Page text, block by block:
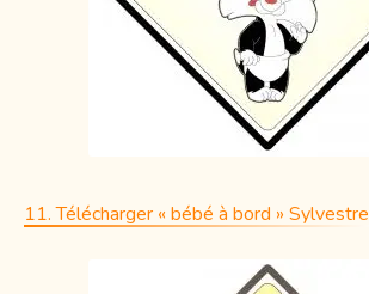
11. Télécharger « bébé à bord » Sylvestre